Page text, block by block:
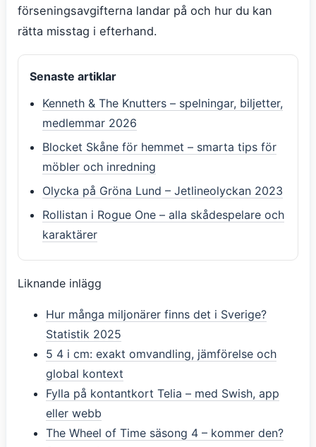
förseningsavgifterna landar på och hur du kan
rätta misstag i efterhand.
Senaste artiklar
Kenneth & The Knutters – spelningar, biljetter,
medlemmar 2026
Blocket Skåne för hemmet – smarta tips för
möbler och inredning
Olycka på Gröna Lund – Jetlineolyckan 2023
Rollistan i Rogue One – alla skådespelare och
karaktärer
Liknande inlägg
Hur många miljonärer finns det i Sverige?
Statistik 2025
5 4 i cm: exakt omvandling, jämförelse och
global kontext
Fylla på kontantkort Telia – med Swish, app
eller webb
The Wheel of Time säsong 4 – kommer den?